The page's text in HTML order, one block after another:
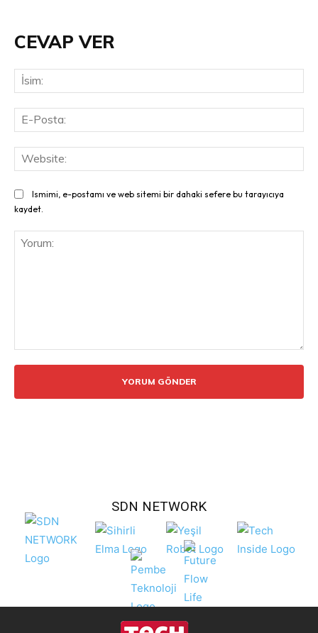
CEVAP VER
Ismimi, e-postamı ve web sitemi bir dahaki sefere bu tarayıcıya
kaydet.
SDN NETWORK